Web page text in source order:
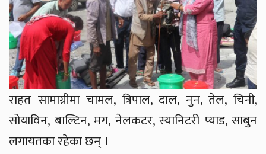
राहत सामाग्रीमा चामल, त्रिपाल, दाल, नुन, तेल, चिनी,
सोयाविन, बाल्टिन, मग, नेलकटर, स्यानिटरी प्याड, साबुन
लगायतका रहेका छन् ।